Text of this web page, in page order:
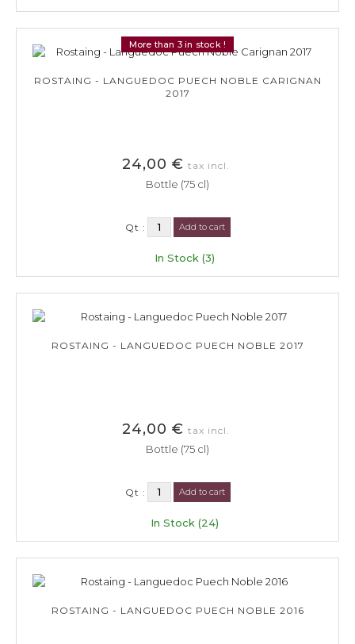
More than 3 in stock !
ROSTAING - LANGUEDOC PUECH NOBLE CARIGNAN
2017
24,00 € tax incl.
Bottle (75 cl)
Qt : Add to cart
In Stock (3)
ROSTAING - LANGUEDOC PUECH NOBLE 2017
24,00 € tax incl.
Bottle (75 cl)
Qt : Add to cart
In Stock (24)
ROSTAING - LANGUEDOC PUECH NOBLE 2016